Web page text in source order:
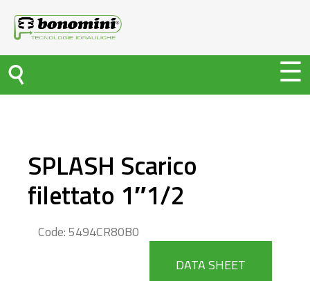
SPLASH Scarico
filettato 1″1/2
Code: 5494CR80B0
DATA SHEET